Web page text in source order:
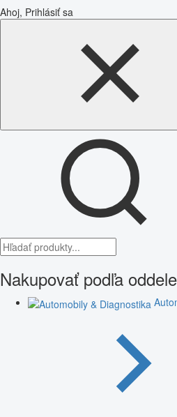
Ahoj, Prihlásiť sa
Nakupovať podľa